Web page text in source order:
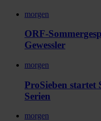
morgen
ORF-
Gewessler
morgen
ProSieben
Serien
morgen